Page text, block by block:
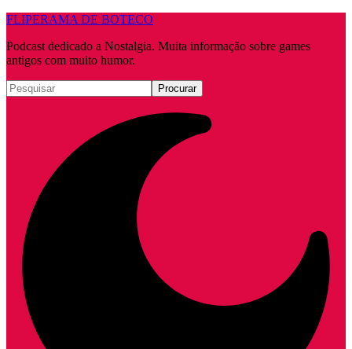
FLIPERAMA DE BOTECO
Podcast dedicado a Nostalgia. Muita informação sobre games
antigos com muito humor.